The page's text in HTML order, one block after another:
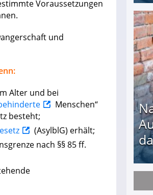
Voraussetzungen
und
Alter und bei
Menschen“
besteht;
(AsylblG) erhält;
nach §§ 85 ff.
(58) verzweifelt: Unbekannte
Aufschrei: Hartz-IV-Bettler